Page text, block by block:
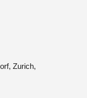
Zurich,